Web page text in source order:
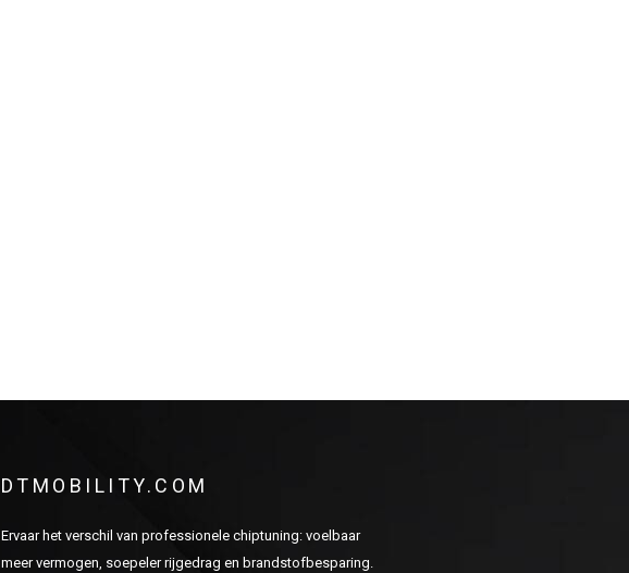
DTMOBILITY.COM
Ervaar het verschil van professionele chiptuning: voelbaar
meer vermogen, soepeler rijgedrag en brandstofbesparing.